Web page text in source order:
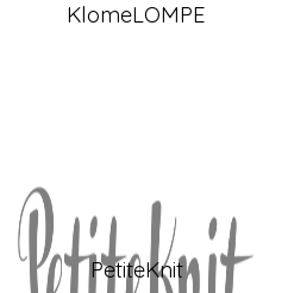
KlomeLOMPE
PetiteKnit